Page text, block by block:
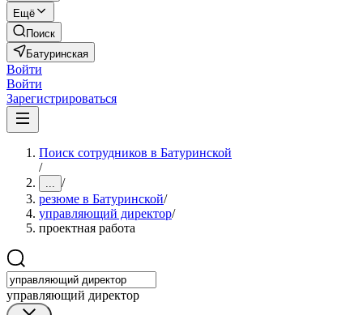
Ещё
Поиск
Батуринская
Войти
Войти
Зарегистрироваться
Поиск сотрудников в Батуринской
/
... /
резюме в Батуринской/
управляющий директор/
проектная работа
управляющий директор